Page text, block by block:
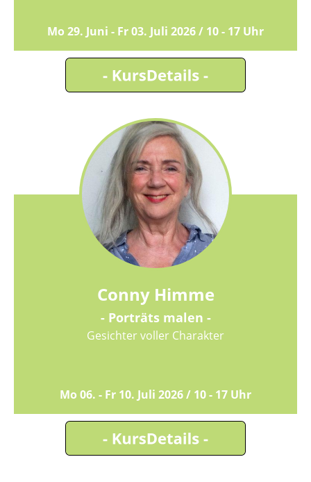
Mo 29. Juni - Fr 03. Juli 2026 / 10 - 17 Uhr
Conny Himme
- Porträts malen -
Gesichter voller Charakter
Mo 06. - Fr 10. Juli 2026 / 10 - 17 Uhr